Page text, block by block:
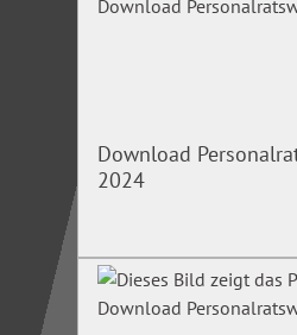
Download
2024